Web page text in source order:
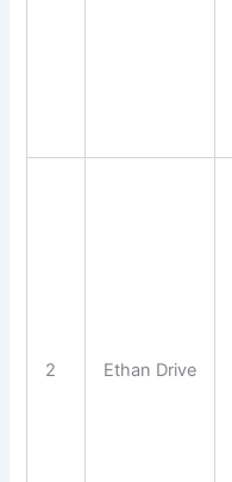
2 Ethan Drive